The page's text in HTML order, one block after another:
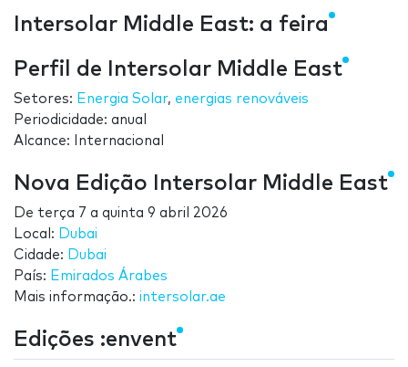
Intersolar Middle East: a feira
Perfil de Intersolar Middle East
Setores: Energia Solar, energias renováveis
Periodicidade: anual
Alcance: Internacional
Nova Edição Intersolar Middle East
De terça 7 a quinta 9 abril 2026
Local: Dubai
Cidade: Dubai
País: Emirados Árabes
Mais informação.: intersolar.ae
Edições :envent